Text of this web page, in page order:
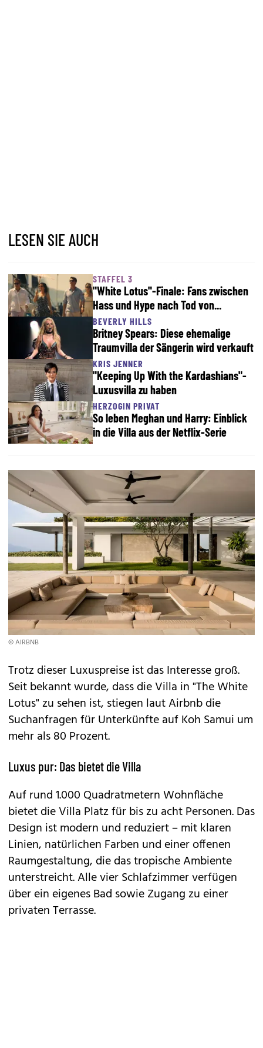
LESEN SIE AUCH
STAFFEL 3
"White Lotus"-Finale: Fans zwischen
Hass und Hype nach Tod von...
BEVERLY HILLS
Britney Spears: Diese ehemalige
Traumvilla der Sängerin wird verkauft
KRIS JENNER
"Keeping Up With the Kardashians"-
Luxusvilla zu haben
HERZOGIN PRIVAT
So leben Meghan und Harry: Einblick
in die Villa aus der Netflix-Serie
© AIRBNB
Trotz dieser Luxuspreise ist das Interesse groß.
Seit bekannt wurde, dass die Villa in "The White
Lotus" zu sehen ist, stiegen laut Airbnb die
Suchanfragen für Unterkünfte auf Koh Samui um
mehr als 80 Prozent.
Luxus pur: Das bietet die Villa
Auf rund 1.000 Quadratmetern Wohnfläche
bietet die Villa Platz für bis zu acht Personen. Das
Design ist modern und reduziert – mit klaren
Linien, natürlichen Farben und einer offenen
Raumgestaltung, die das tropische Ambiente
unterstreicht. Alle vier Schlafzimmer verfügen
über ein eigenes Bad sowie Zugang zu einer
privaten Terrasse.